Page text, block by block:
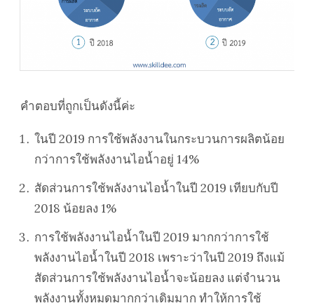
คำตอบที่ถูกเป็นดังนี้ค่ะ
ในปี 2019 การใช้พลังงานในกระบวนการผลิตน้อย
กว่าการใช้พลังงานไอน้ำอยู่ 14%
สัดส่วนการใช้พลังงานไอน้ำในปี 2019 เทียบกับปี
2018 น้อยลง 1%
การใช้พลังงานไอน้ำในปี 2019 มากกว่าการใช้
พลังงานไอน้ำในปี 2018 เพราะว่าในปี 2019 ถึงแม้
สัดส่วนการใช้พลังงานไอน้ำจะน้อยลง แต่จำนวน
พลังงานทั้งหมดมากกว่าเดิมมาก ทำให้การใช้